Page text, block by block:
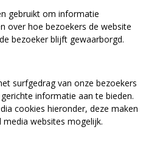
gebruikt om informatie
over hoe bezoekers de website
bezoeker blijft gewaarborgd.
surfgedrag van onze bezoekers
informatie aan te bieden.
cookies hieronder, deze maken
websites mogelijk.